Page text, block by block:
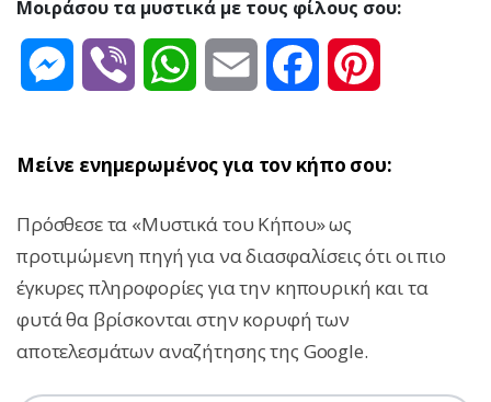
Μοιράσου τα μυστικά με τους φίλους σου:
Messenger
Viber WhatsAppEmail Facebook
Μείνε ενημερωμένος για τον κήπο σου:
Πρόσθεσε τα «Μυστικά του Κήπου» ως
προτιμώμενη πηγή για να διασφαλίσεις ότι οι πιο
έγκυρες πληροφορίες για την κηπουρική και τα
φυτά θα βρίσκονται στην κορυφή των
αποτελεσμάτων αναζήτησης της Google.